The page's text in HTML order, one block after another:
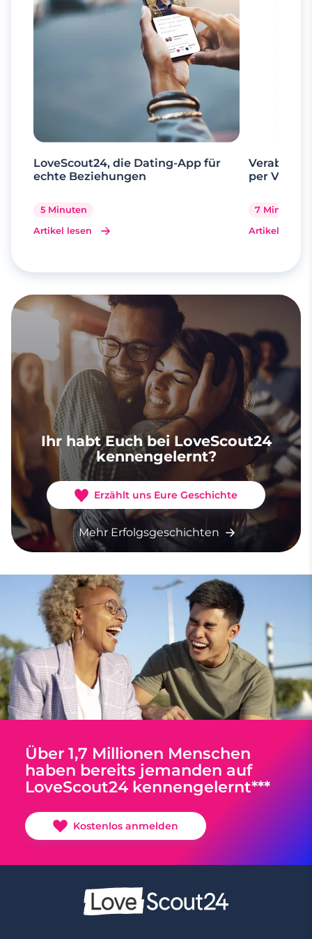
LoveScout24, die Dating-App für
echte Beziehungen
5 Minuten
Artikel lesen
per
7 Minuten
Artikel lesen
Ihr habt Euch bei LoveScout24
kennengelernt?
Erzählt uns Eure Geschichte
Mehr Erfolgsgeschichten
Über 1,7 Millionen Menschen
haben bereits jemanden auf
LoveScout24 kennengelernt***
Kostenlos anmelden